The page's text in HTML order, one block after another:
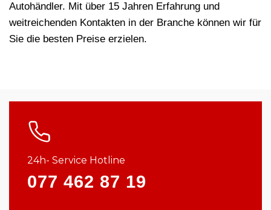
Autohändler. Mit über 15 Jahren Erfahrung und
weitreichenden Kontakten in der Branche können wir für
Sie die besten Preise erzielen.
24h- Service Hotline
077 462 87 19